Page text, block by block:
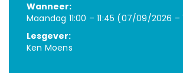
Wanneer:
Maandag 11:00 – 11:45 (07/09/2026 –
Lesgever:
Ken Moens